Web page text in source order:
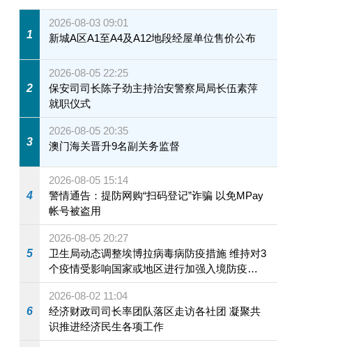
1
2026-08-03 09:01
新城A区A1至A4及A12地段经屋单位售价公布
2
2026-08-05 22:25
保安司司长陈子劲主持治安警察局局长伍素萍
就职仪式
3
2026-08-05 20:35
澳门海关晋升9名副关务监督
4
2026-08-05 15:14
警情通告：提防网购“扫码登记”诈骗 以免MPay
帐号被盗用
5
2026-08-05 20:27
卫生局动态调整埃博拉病毒病防疫措施 维持对3
个疫情受影响国家或地区进行加强入境防疫措
施
6
2026-08-02 11:04
经济财政司司长率团队落区走访各社团 凝聚共
识推进经济民生各项工作